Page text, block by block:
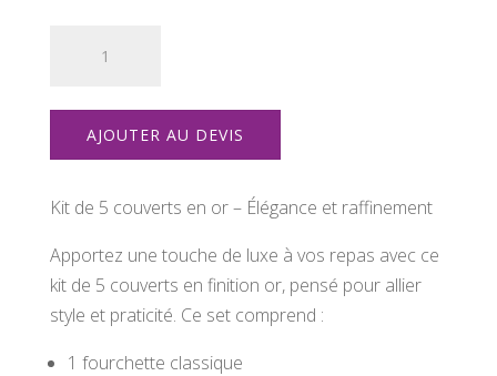
5
couvert
Or
AJOUTER AU DEVIS
Kit de 5 couverts en or – Élégance et raffinement
Apportez une touche de luxe à vos repas avec ce
kit de 5 couverts en finition or, pensé pour allier
style et praticité. Ce set comprend :
1 fourchette classique